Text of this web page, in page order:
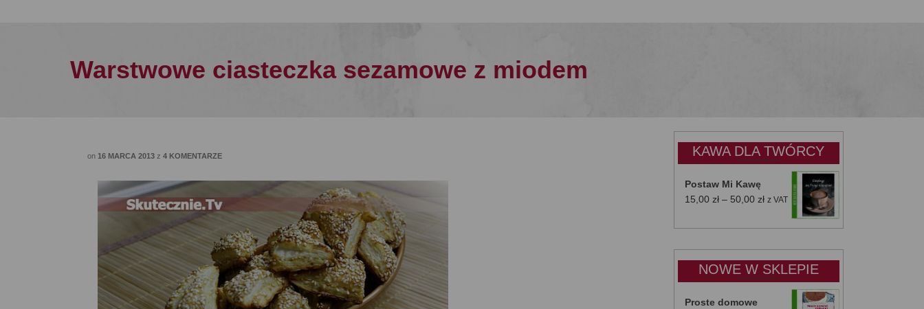
Warstwowe ciasteczka sezamowe z miodem
on 16 MARCA 2013 z 4 KOMENTARZE KAWA DLA TWÓRCY
Postaw Mi Kawę
15,00 zł – 50,00 złZakres
od
do
50,00 zł
z VAT
NOWE W SKLEPIE
Proste domowe